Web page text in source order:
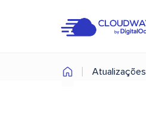
Atualizações